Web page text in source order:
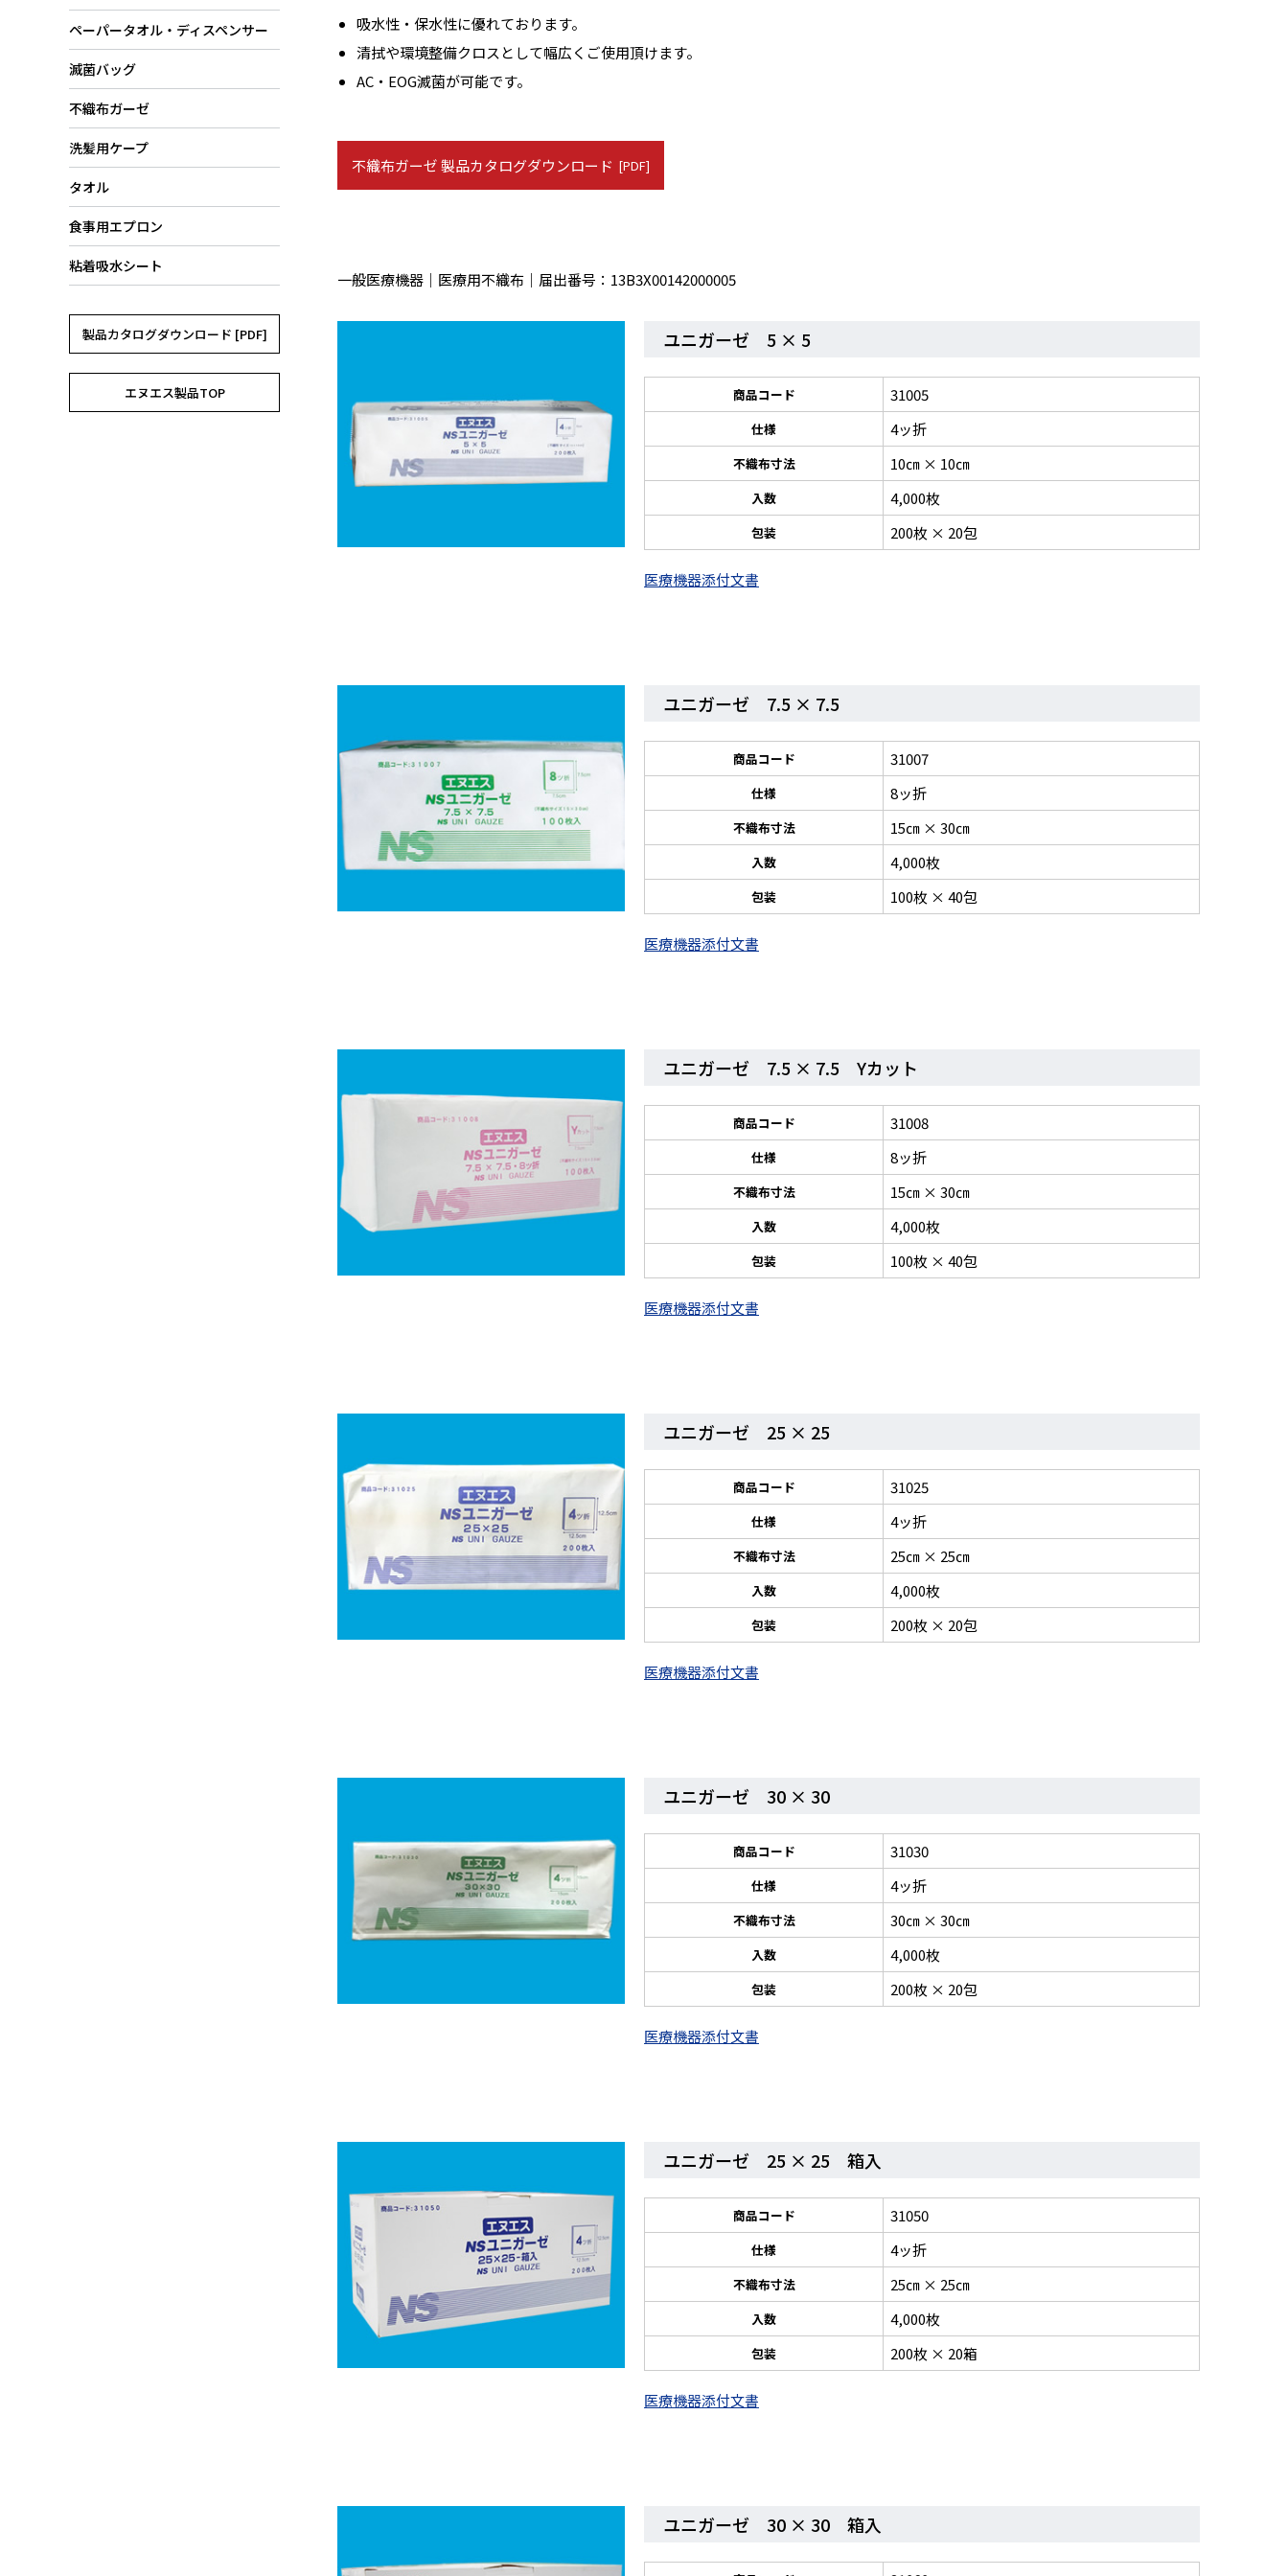
ペーパータオル・ディスペンサー
滅菌バッグ
不織布ガーゼ
洗髪用ケープ
タオル
食事用エプロン
粘着吸水シート
製品カタログダウンロード [PDF]
エヌエス製品TOP
吸水性・保水性に優れております。
清拭や環境整備クロスとして幅広くご使用頂けます。
AC・EOG滅菌が可能です。
不織布ガーゼ 製品カタログダウンロード [PDF]
一般医療機器｜医療用不織布｜届出番号：13B3X00142000005
ユニガーゼ 5 × 5
商品コード 31005
仕様 4ッ折
不織布寸法 10㎝ × 10㎝
入数 4,000枚
包装 200枚 × 20包
医療機器添付文書
ユニガーゼ 7.5 × 7.5
商品コード 31007
仕様 8ッ折
不織布寸法 15㎝ × 30㎝
入数 4,000枚
包装 100枚 × 40包
医療機器添付文書
ユニガーゼ 7.5 × 7.5 Yカット
商品コード 31008
仕様 8ッ折
不織布寸法 15㎝ × 30㎝
入数 4,000枚
包装 100枚 × 40包
医療機器添付文書
ユニガーゼ 25 × 25
商品コード 31025
仕様 4ッ折
不織布寸法 25㎝ × 25㎝
入数 4,000枚
包装 200枚 × 20包
医療機器添付文書
ユニガーゼ 30 × 30
商品コード 31030
仕様 4ッ折
不織布寸法 30㎝ × 30㎝
入数 4,000枚
包装 200枚 × 20包
医療機器添付文書
ユニガーゼ 25 × 25 箱入
商品コード 31050
仕様 4ッ折
不織布寸法 25㎝ × 25㎝
入数 4,000枚
包装 200枚 × 20箱
医療機器添付文書
ユニガーゼ 30 × 30 箱入